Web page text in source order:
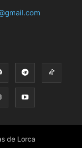
de Lorca